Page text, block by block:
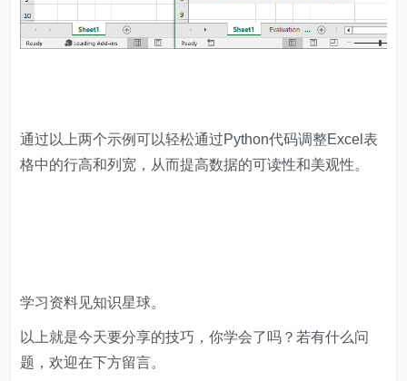
通过以上两个示例可以轻松通过Python代码调整Excel表
格中的行高和列宽，从而提高数据的可读性和美观性。
学习资料见知识星球。
以上就是今天要分享的技巧，你学会了吗？若有什么问
题，欢迎在下方留言。